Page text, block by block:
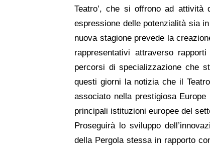
Teatro’, che si offrono ad
espressione delle potenzialità sia
nuova stagione prevede la
rappresentativi attraverso
percorsi di specializzazione che
questi giorni la notizia che il
associato nella prestigiosa
principali istituzioni europee del
Proseguirà lo sviluppo
della Pergola stessa in rapporto